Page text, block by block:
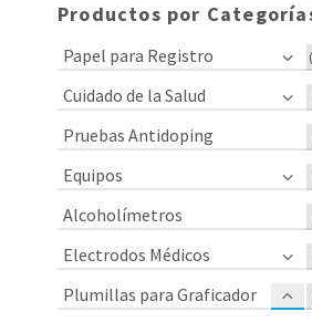
Productos por
Papel para Registro
Cuidado de la Salud
Pruebas Antidoping
Equipos
Alcoholímetros
Electrodos Médicos
Plumillas para Graficador